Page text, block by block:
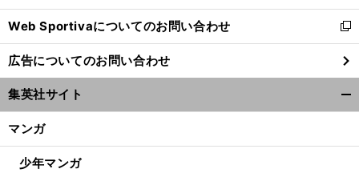
開
く
Web Sportivaについてのお問い合わせ
新
し
い
ウ
ィ
ン
ウ
広告についてのお問い合わせ
集英社サイト
マンガ
少年マンガ